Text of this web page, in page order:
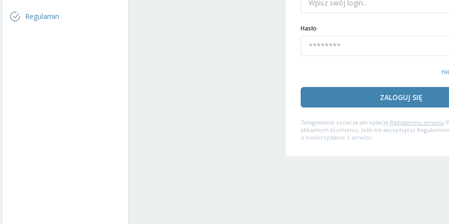
Regulamin
Hasło
ZALOGUJ SIĘ
Zalogowanie oznacza akceptację Regulaminu serwisu
aktualnym brzmieniu. Jeśli nie akceptujesz
o niekorzystanie z serwisu.